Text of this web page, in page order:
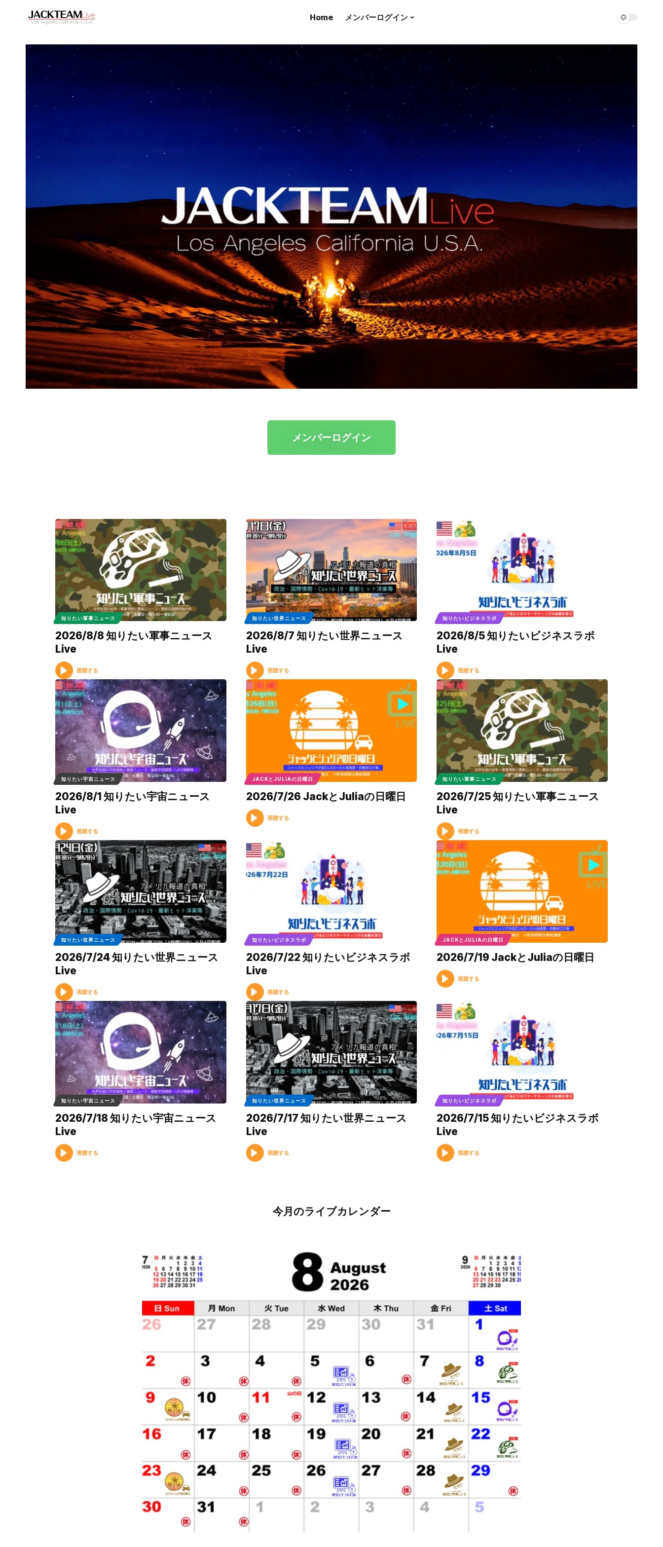
Home メンバーログイン
メンバーログイン
知りたい軍事ニュース
2026/8/8 知りたい軍事ニュース
Live
視聴する
知りたい世界ニュース
2026/8/7 知りたい世界ニュース
Live
視聴する
知りたいビジネスラボ
2026/8/5 知りたいビジネスラボ
Live
視聴する
知りたい宇宙ニュース
2026/8/1 知りたい宇宙ニュース
Live
視聴する
JACKとJULIAの日曜日
2026/7/26 JackとJuliaの日曜日
視聴する
知りたい軍事ニュース
2026/7/25 知りたい軍事ニュース
Live
視聴する
知りたい世界ニュース
2026/7/24 知りたい世界ニュース
Live
視聴する
知りたいビジネスラボ
2026/7/22 知りたいビジネスラボ
Live
視聴する
JACKとJULIAの日曜日
2026/7/19 JackとJuliaの日曜日
視聴する
知りたい宇宙ニュース
2026/7/18 知りたい宇宙ニュース
Live
視聴する
知りたい世界ニュース
2026/7/17 知りたい世界ニュース
Live
視聴する
知りたいビジネスラボ
2026/7/15 知りたいビジネスラボ
Live
視聴する
今月のライブカレンダー